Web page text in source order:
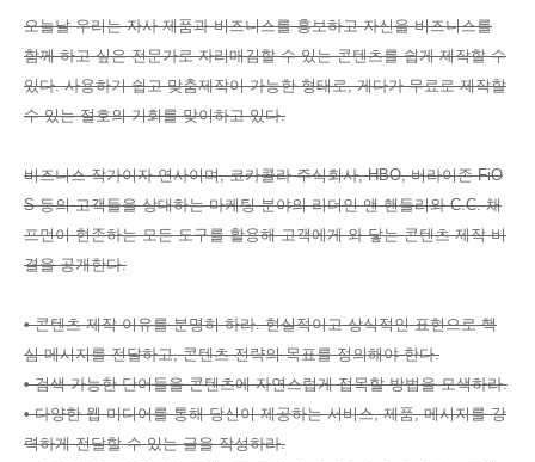
오늘날 우리는 자사 제품과 비즈니스를 홍보하고 자신을 비즈니스를
함께 하고 싶은 전문가로 자리매김할 수 있는 콘텐츠를 쉽게 제작할 수
있다. 사용하기 쉽고 맞춤제작이 가능한 형태로, 게다가 무료로 제작할
수 있는 절호의 기회를 맞이하고 있다.
비즈니스 작가이자 연사이며, 코카콜라 주식회사, HBO, 버라이존 FiO
S 등의 고객들을 상대하는 마케팅 분야의 리더인 앤 핸들리와 C.C. 채
프먼이 현존하는 모든 도구를 활용해 고객에게 와 닿는 콘텐츠 제작 비
결을 공개한다.
• 콘텐츠 제작 이유를 분명히 하라. 현실적이고 상식적인 표현으로 핵
심 메시지를 전달하고, 콘텐츠 전략의 목표를 정의해야 한다.
• 검색 가능한 단어들을 콘텐츠에 자연스럽게 접목할 방법을 모색하라.
• 다양한 웹 미디어를 통해 당신이 제공하는 서비스, 제품, 메시지를 강
력하게 전달할 수 있는 글을 작성하라.